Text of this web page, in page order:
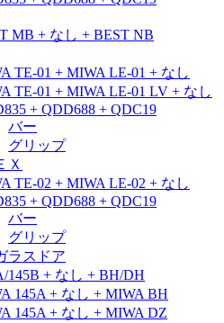
MB + なし + BEST NB
TE-01 + MIWA LE-01 + なし
TE-01 + MIWA LE-01 LV + なし
+ QDD688 + QDC19
バー
グリップ
Ｘ
TE-02 + MIWA LE-02 + なし
+ QDD688 + QDC19
バー
グリップ
ラスドア
145B + なし + BH/DH
145A + なし + MIWA BH
145A + なし + MIWA DZ